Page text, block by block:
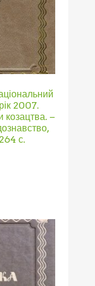
2007.
козацтва. –
с.